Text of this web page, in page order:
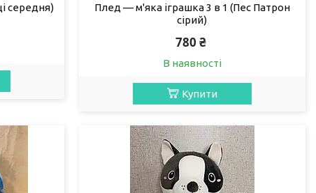
середня)
Плед — м'яка іграшка 3 в 1 (Пес Патрон
сірий)
780 ₴
В наявності
Купити